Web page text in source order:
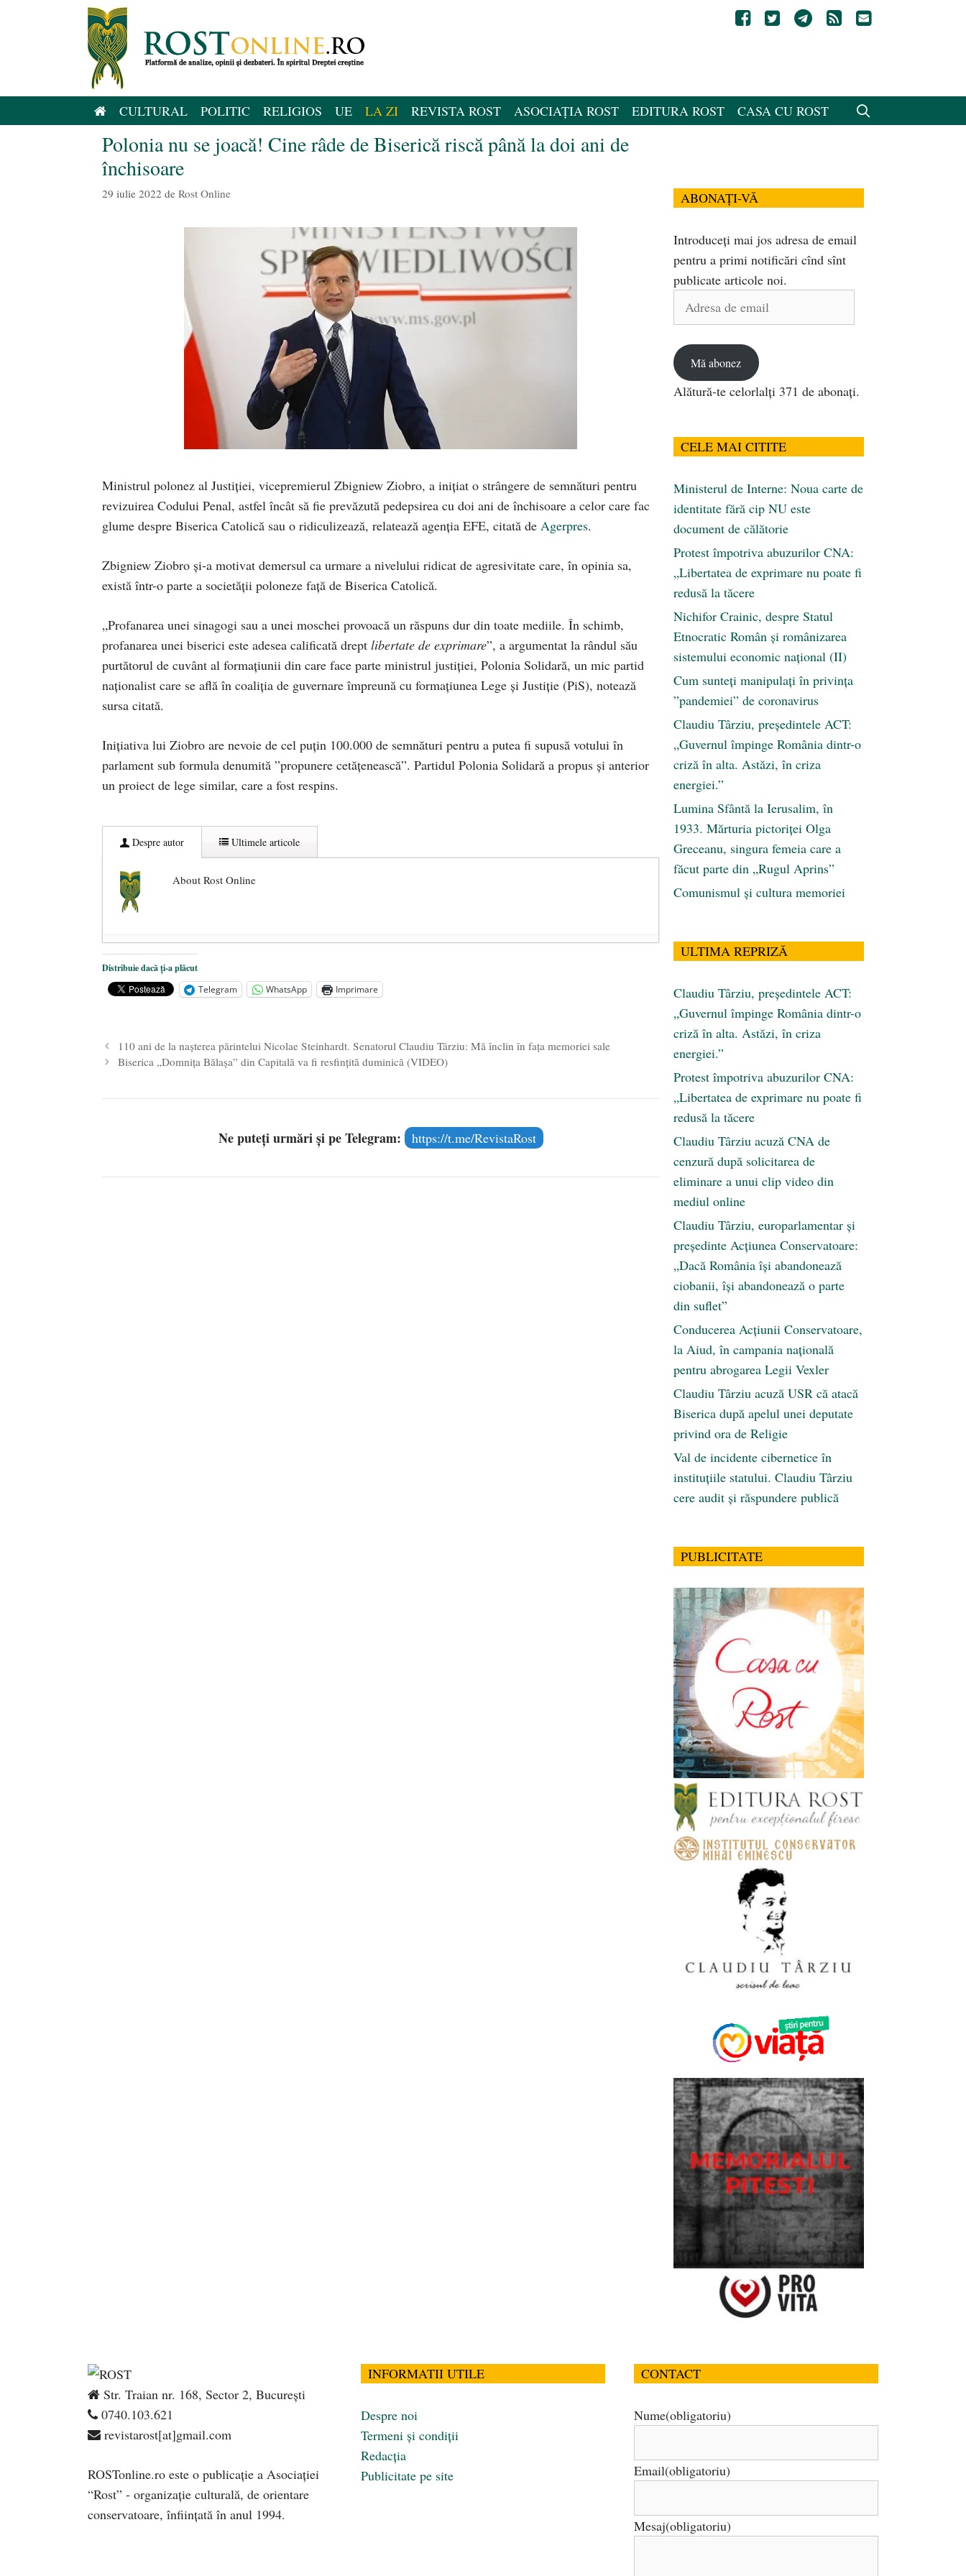
CULTURAL POLITIC RELIGIOS UE LA ZI REVISTA ROST ASOCIAȚIA ROST EDITURA ROST CASA CU ROST
Polonia nu se joacă! Cine râde de Biserică riscă până la doi ani de
închisoare
29 iulie 2022 de Rost Online
Ministrul polonez al Justiţiei, vicepremierul Zbigniew Ziobro, a iniţiat o strângere de semnături pentru
revizuirea Codului Penal, astfel încât să fie prevăzută pedepsirea cu doi ani de închisoare a celor care fac
glume despre Biserica Catolică sau o ridiculizează, relatează agenţia EFE, citată de Agerpres.
Zbigniew Ziobro şi-a motivat demersul ca urmare a nivelului ridicat de agresivitate care, în opinia sa,
există într-o parte a societăţii poloneze faţă de Biserica Catolică.
„Profanarea unei sinagogi sau a unei moschei provoacă un răspuns dur din toate mediile. În schimb,
profanarea unei biserici este adesea calificată drept libertate de exprimare”, a argumentat la rândul său
purtătorul de cuvânt al formaţiunii din care face parte ministrul justiţiei, Polonia Solidară, un mic partid
naţionalist care se află în coaliţia de guvernare împreună cu formaţiunea Lege şi Justiţie (PiS), notează
sursa citată.
Iniţiativa lui Ziobro are nevoie de cel puţin 100.000 de semnături pentru a putea fi supusă votului în
parlament sub formula denumită ”propunere cetăţenească”. Partidul Polonia Solidară a propus şi anterior
un proiect de lege similar, care a fost respins.
Despre autor Ultimele articole
About Rost Online
Dezvăluiri cutremurătoare despre președintele Ucrainei, Volodymyr Zelensky
Statul care servește Națiunea - 21 aprilie 2026
Legea Vexler produce efecte. Bustul poetului Octavian Goga, înlăturat din Iași
Distribuie dacă ți-a plăcut
Telegram
WhatsApp Imprimare
110 ani de la naşterea părintelui Nicolae Steinhardt. Senatorul Claudiu Târziu: Mă înclin în fața memoriei sale
Biserica „Domnița Bălașa” din Capitală va fi resfințită duminică (VIDEO)
Ne puteți urmări și pe Telegram: https://t.me/RevistaRost
ABONAȚI-VĂ
Introduceți mai jos adresa de email
pentru a primi notificări cînd sînt
publicate articole noi.
Adresa
Mă abonez
Alătură-te celorlalți 371 de abonați.
CELE MAI CITITE
Ministerul de Interne: Noua carte de
identitate fără cip NU este
document de călătorie
Protest împotriva abuzurilor CNA:
„Libertatea de exprimare nu poate fi
redusă la tăcere
Nichifor Crainic, despre Statul
Etnocratic Român şi românizarea
sistemului economic naţional (II)
Cum sunteți manipulați în privința
”pandemiei” de coronavirus
Claudiu Târziu, președintele ACT:
„Guvernul împinge România dintr-o
criză în alta. Astăzi, în criza
energiei.”
Lumina Sfântă la Ierusalim, în
1933. Mărturia pictoriței Olga
Greceanu, singura femeia care a
făcut parte din „Rugul Aprins”
Comunismul şi cultura memoriei
ULTIMA REPRIZĂ
Claudiu Târziu, președintele ACT:
„Guvernul împinge România dintr-o
criză în alta. Astăzi, în criza
energiei.”
Protest împotriva abuzurilor CNA:
„Libertatea de exprimare nu poate fi
redusă la tăcere
Claudiu Târziu acuză CNA de
cenzură după solicitarea de
eliminare a unui clip video din
mediul online
Claudiu Târziu, europarlamentar și
președinte Acțiunea Conservatoare:
„Dacă România își abandonează
ciobanii, își abandonează o parte
din suflet”
Conducerea Acțiunii Conservatoare,
la Aiud, în campania națională
pentru abrogarea Legii Vexler
Claudiu Târziu acuză USR că atacă
Biserica după apelul unei deputate
privind ora de Religie
Val de incidente cibernetice în
instituțiile statului. Claudiu Târziu
cere audit și răspundere publică
PUBLICITATE
Str. Traian nr. 168, Sector 2, București
0740.103.621
revistarost[at]gmail.com
ROSTonline.ro este o publicaţie a Asociaţiei
“Rost” - organizaţie culturală, de orientare
conservatoare, înfiinţată în anul 1994.
INFORMATII UTILE
Despre noi
Termeni și condiții
Redacția
Publicitate pe site
CONTACT
Nume(obligatoriu)
Email(obligatoriu)
Mesaj(obligatoriu)